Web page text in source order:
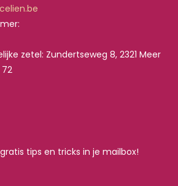
zetel: Zundertseweg 8, 2321 Meer
72
tips en tricks in je mailbox!